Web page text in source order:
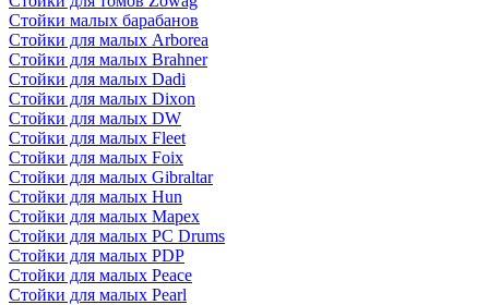
Стойки малых барабанов
Стойки для малых Arborea
Стойки для малых Brahner
Стойки для малых Dadi
Стойки для малых Dixon
Стойки для малых DW
Стойки для малых Fleet
Стойки для малых Foix
Стойки для малых Gibraltar
Стойки для малых Hun
Стойки для малых Mapex
Стойки для малых PC Drums
Стойки для малых PDP
Стойки для малых Peace
Стойки для малых Pearl